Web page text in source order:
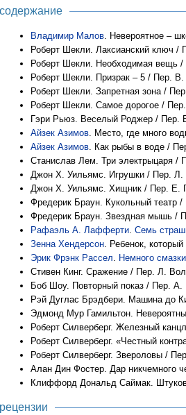
содержание
Владимир Малов. Невероятное –
Роберт Шекли. Лаксианский ключ /
Роберт Шекли. Необходимая вещь
Роберт Шекли. Призрак – 5 / Пер.
Роберт Шекли. Запретная зона /
Роберт Шекли. Самое дорогое /
Гэри Рьюз. Веселый Роджер / Пер.
Айзек Азимов. Место, где много
Айзек Азимов. Как рыбы в воде /
Станислав Лем. Три электрыцаря /
Джон Х. Уильямс. Игрушки / Пер. Л.
Джон Х. Уильямс. Хищник / Пер. Е.
Фредерик Браун. Кукольный театр
Фредерик Браун. Звездная мышь /
Рафаэль А. Лафферти. Семь
Зенна Хендерсон. Ребенок,
Эрик Фрэнк Рассел. Немного смазки
Стивен Кинг. Сражение / Пер. Л.
Боб Шоу. Повторный показ / Пер. А.
Рэй Дуглас Брэдбери. Машина до
Эдмонд Мур Гамильтон.
Роберт Силверберг. Железный
Роберт Силверберг. «Честный
Роберт Силверберг. Звероловы /
Алан Дин Фостер. Дар никчемного
Клиффорд Дональд Саймак.
рецензии